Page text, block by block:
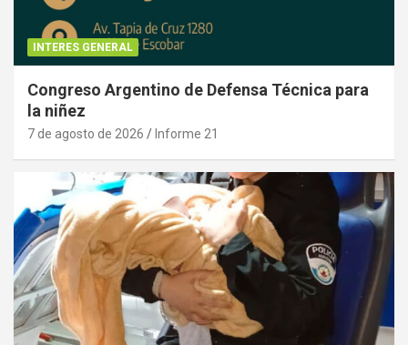
INTERES GENERAL
Congreso Argentino de Defensa Técnica para
la niñez
7 de agosto de 2026 Informe 21